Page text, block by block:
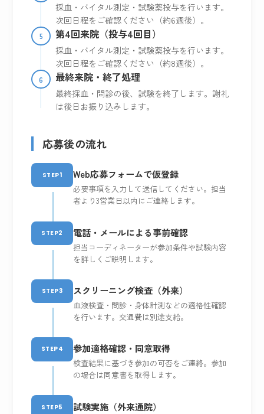
採血・バイタル測定・試験薬投与を行います。
次回日程をご確認ください（約6週後）。
5 第4回来院（投与4回目）
採血・バイタル測定・試験薬投与を行います。
次回日程をご確認ください（約8週後）。
6 最終来院・終了処理
最終採血・問診の後、試験を終了します。謝礼
は後日お振り込みします。
応募後の流れ
STEP1 Web応募フォームで仮登録
必要事項を入力して送信してください。担当
者より3営業日以内にご連絡します。
STEP2 電話・メールによる事前確認
担当コーディネーターが参加条件や試験内容
を詳しくご説明します。
STEP3 スクリーニング検査（外来）
血液検査・問診・身体計測などの適格性確認
を行います。交通費は別途支給。
STEP4 参加適格確認・同意取得
検査結果に基づき参加の可否をご連絡。参加
の場合は同意書を取得します。
STEP5 試験実施（外来通院）